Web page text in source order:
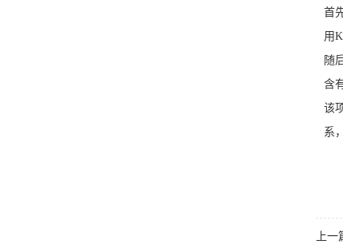
首
用
随
含
该
系
上一